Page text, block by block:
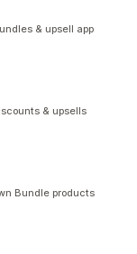
& upsell app
& upsells
Bundle products